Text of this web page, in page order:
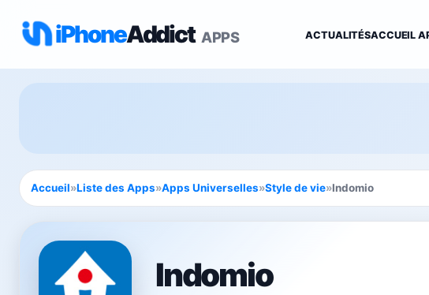
iPhoneAddict APPS ACTUALITÉSACCUEIL
Accueil»Liste des Apps»Apps Universelles»Style de vie»Indomio
Indomio